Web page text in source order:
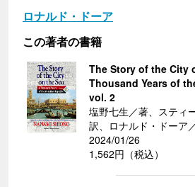
ロナルド・ドーア
この著者の書籍
The Story of the City
Thousand Years of
vol. 2
塩野七生／著、スティ
訳、ロナルド・ドーア
2024/01/26
1,562円（税込）